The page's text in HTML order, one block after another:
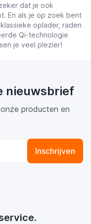
dat je ook
En als je op zoek bent
oplader, raden
Qi-technologie
je veel plezier!
nieuwsbrief
producten en
Inschrijven